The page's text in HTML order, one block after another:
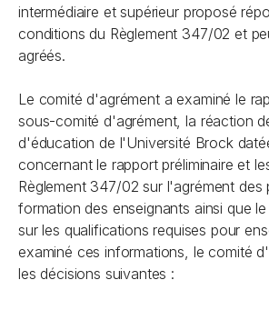
intermédiaire et supérieur proposé
conditions du Règlement 347/02 et
agréés.
Le comité d'agrément a examiné le
sous-comité d'agrément, la réaction
d'éducation de l'Université Brock
concernant le rapport préliminaire et
Règlement 347/02 sur l'agrément des
formation des enseignants ainsi que
sur les qualifications requises pour
examiné ces informations, le comité
les décisions suivantes :